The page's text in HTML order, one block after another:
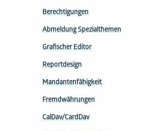
Berechtigungen
Abmeldung Spezialthemen
Grafischer Editor
Reportdesign
Mandantenfähigkeit
Fremdwährungen
CalDav/CardDav